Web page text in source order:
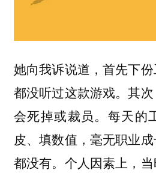
她向我诉说道，首先下
都没听过这款游戏。其
会死掉或裁员。每天的
皮、填数值，毫无职业
都没有。个人因素上，